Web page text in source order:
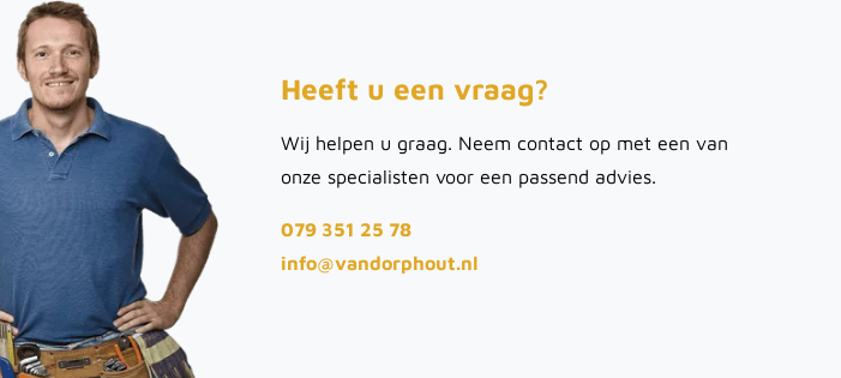
Heeft u een vraag?
Wij helpen u graag. Neem contact op met een van
onze specialisten voor een passend advies.
079 351 25 78
info@vandorphout.nl